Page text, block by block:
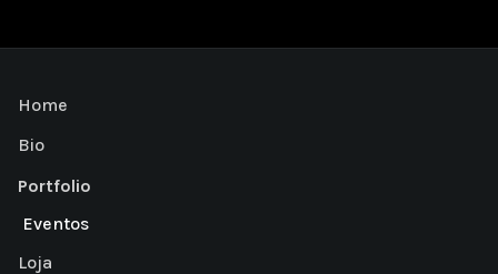
Home
Bio
Portfolio
Eventos
Loja